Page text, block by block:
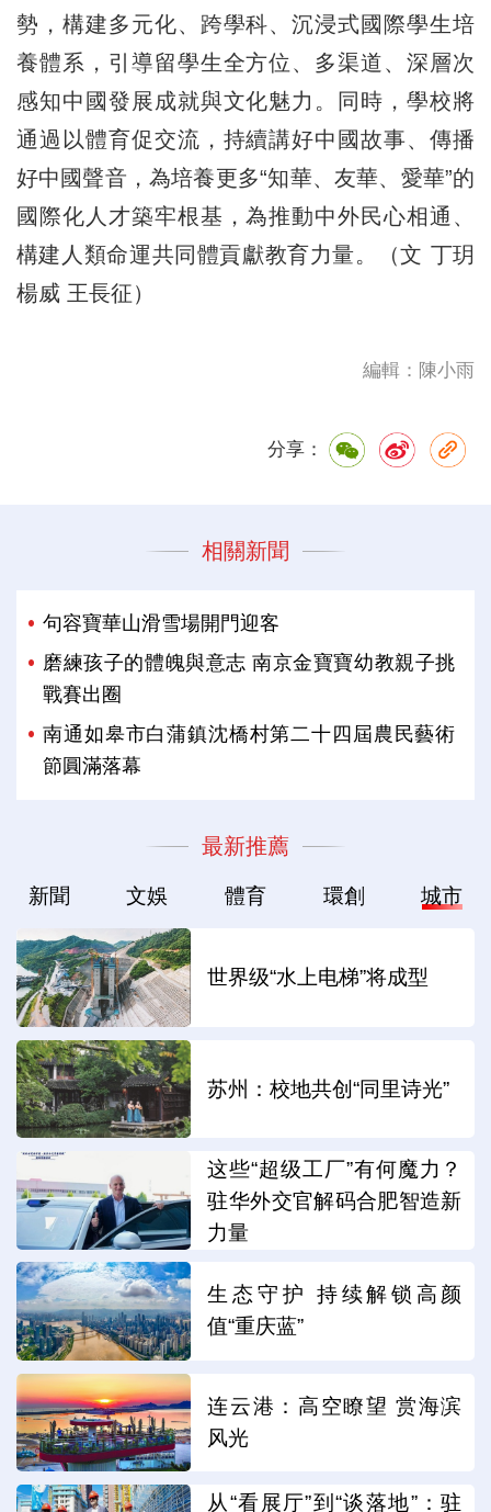
勢，構建多元化、跨學科、沉浸式國際學生培
養體系，引導留學生全方位、多渠道、深層次
感知中國發展成就與文化魅力。同時，學校將
通過以體育促交流，持續講好中國故事、傳播
好中國聲音，為培養更多“知華、友華、愛華”的
國際化人才築牢根基，為推動中外民心相通、
構建人類命運共同體貢獻教育力量。（文 丁玥
楊威 王長征）
編輯：陳小雨
分享：
相關新聞
句容寶華山滑雪場開門迎客
磨練孩子的體魄與意志 南京金寶寶幼教親子挑
戰賽出圈
南通如皋市白蒲鎮沈橋村第二十四屆農民藝術
節圓滿落幕
最新推薦
新聞 文娛 體育 環創 城市
世界级“水上电梯”将成型
苏州：校地共创“同里诗光”
这些“超级工厂”有何魔力？
驻华外交官解码合肥智造新
力量
生态守护 持续解锁高颜
值“重庆蓝”
连云港：高空瞭望 赏海滨
风光
从“看展厅”到“谈落地”：驻